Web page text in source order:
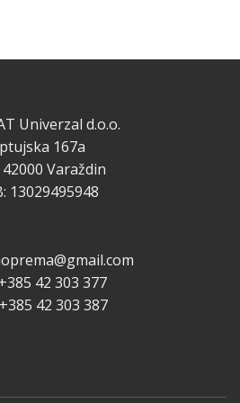
Univerzal d.o.o.
167a
42000 Varaždin
13029495948
42 303 377
42 303 387